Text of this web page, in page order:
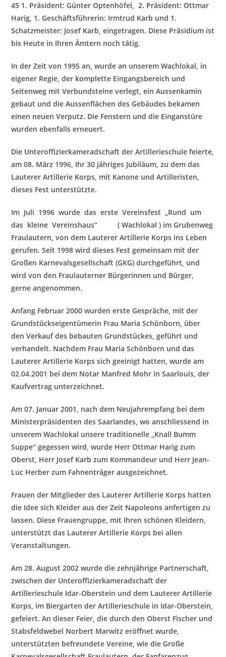
45 1. Präsident: Günter Optenhöfel, 2. Präsident: Ottmar
Harig, 1. Geschäftsführerin: Irmtrud Karb und 1.
Schatzmeister: Josef Karb, eingetragen. Diese Präsidium ist
bis Heute in Ihren Ämtern noch tätig.
In der Zeit von 1995 an, wurde an unserem Wachlokal, in
eigener Regie, der komplette Eingangsbereich und
Seitenweg mit Verbundsteine verlegt, ein Aussenkamin
gebaut und die Aussenflächen des Gebäudes bekamen
einen neuen Verputz. Die Fenstern und die Einganstüre
wurden ebenfalls erneuert.
Die Unteroffizierkameradschaft der Artillerieschule feierte,
am 08. März 1996, Ihr 30 jähriges Jubiläum, zu dem das
Lauterer Artillerie Korps, mit Kanone und Artilleristen,
dieses Fest unterstützte.
Im Juli 1996 wurde das erste Vereinsfest „Rund um
das kleine Vereinshaus“ ( Wachlokal ) im Grubenweg
Fraulautern, von dem Lauterer Artillerie Korps ins Leben
gerufen. Seit 1998 wird dieses Fest gemeinsam mit der
Großen Karnevalsgesellschaft (GKG) durchgeführt, und
wird von den Fraulauterner Bürgerinnen und Bürger,
gerne angenommen.
Anfang Februar 2000 wurden erste Gespräche, mit der
Grundstückseigentümerin Frau MariaSchönborn, über
den Verkauf des bebauten Grundstückes, geführt und
verhandelt. Nachdem Frau Maria Schönborn und das
Lauterer Artillerie Korps sich geeinigt hatten, wurde am
02.04.2001 bei dem Notar Manfred Mohr in Saarlouis, der
Kaufvertrag unterzeichnet.
Am 07. Januar 2001, nach dem Neujahrempfang beidem
Ministerpräsidenten des Saarlandes, wo anschliessend in
unserem Wachlokal unsere traditionelle „Knall Bumm
Suppe“ gegessen wird, wurde Herr Ottmar Harig zum
Oberst, Herr Josef Karb zum Kommandeur und Herr Jean-
Luc Herber zum Fahnenträger ausgezeichnet.
Frauen der Mitglieder des Lauterer Artillerie Korps hatten
die Idee sich Kleider aus der Zeit Napoleons anfertigen zu
lassen. Diese Frauengruppe, mit Ihren schönen Kleidern,
unterstützt das Lauterer Artillerie Korps bei allen
Veranstaltungen.
Am 28. August 2002 wurde die zehnjährige Partnerschaft,
zwischen der Unteroffizierkameradschaft der
Artillerieschule Idar-Oberstein und dem Lauterer Artillerie
Korps, im Biergarten der Artillerieschule in Idar-Oberstein,
gefeiert. An dieser Feier, die durch den Oberst Fischer und
Stabsfeldwebel Norbert Marwitz eröffnet wurde,
unterstützten befreundete Vereine, wie die Große